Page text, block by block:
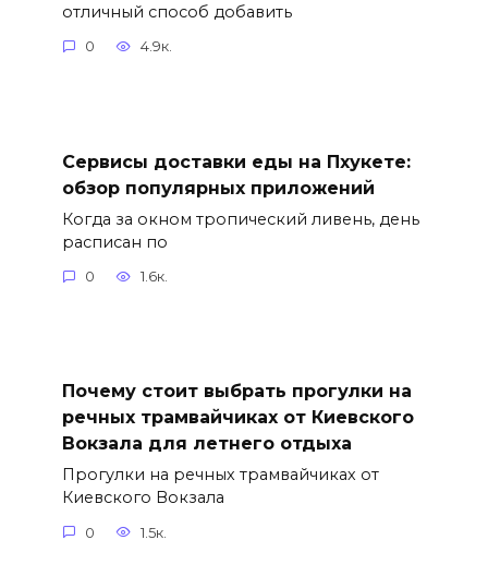
отличный способ добавить
0 4.9к.
Сервисы доставки еды на Пхукете:
обзор популярных приложений
Когда за окном тропический ливень, день
расписан по
0 1.6к.
Почему стоит выбрать прогулки на
речных трамвайчиках от Киевского
Вокзала для летнего отдыха
Прогулки на речных трамвайчиках от
Киевского Вокзала
0 1.5к.